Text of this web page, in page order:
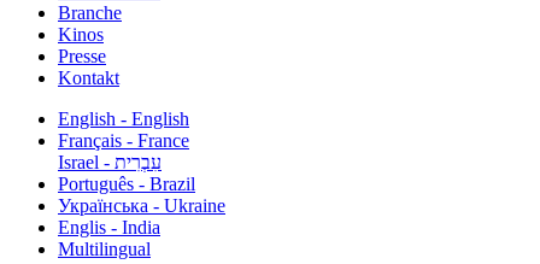
Branche
Kinos
Presse
Kontakt
English - English
Français - France
עִבְרִית - Israel
Português - Brazil
Українська - Ukraine
Englis - India
Multilingual